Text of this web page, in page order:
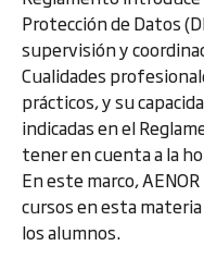
Protección de Datos
supervisión y
Cualidades
prácticos, y su
indicadas en el
tener en cuenta a la
En este marco,
cursos en esta
los alumnos.